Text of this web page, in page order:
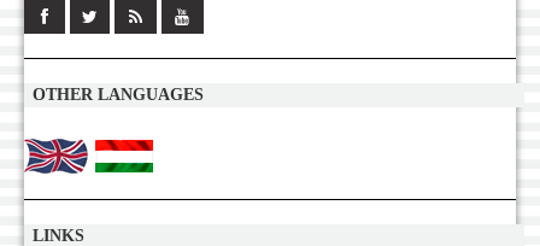
OTHER LANGUAGES
LINKS